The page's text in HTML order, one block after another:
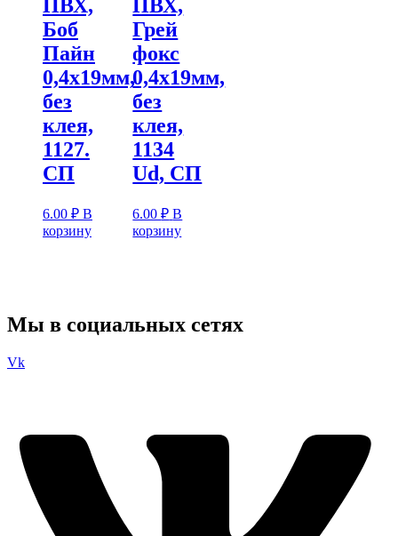
ПВХ,
Боб
Пайн
0,4х19мм,
без
клея,
1127.
СП
6.00 ₽ В
корзину
ПВХ,
Грей
фокс
0,4х19мм,
без
клея,
1134
Ud, СП
6.00₽ В
корзину
Мы в социальных сетях
Vk